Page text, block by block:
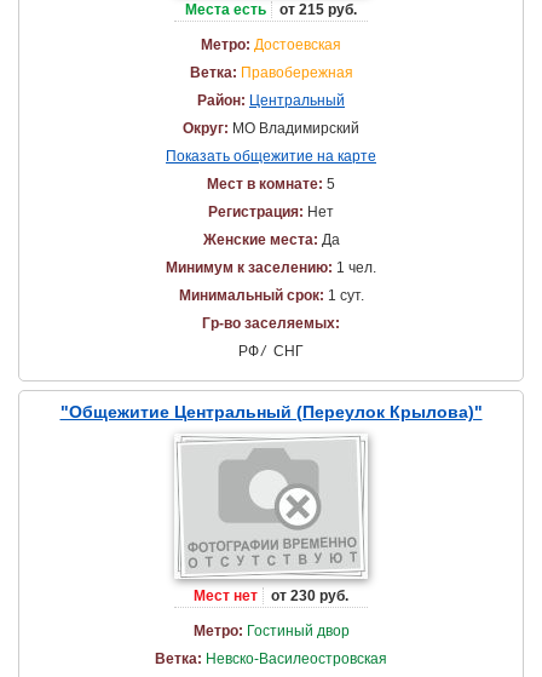
Места есть от 215 руб.
Метро: Достоевская
Ветка: Правобережная
Район: Центральный
Округ: МО Владимирский
Показать общежитие на карте
Мест в комнате: 5
Регистрация: Нет
Женские места: Да
Минимум к заселению: 1 чел.
Минимальный срок: 1 сут.
Гр-во заселяемых:
РФ/ СНГ
"Общежитие Центральный (Переулок Крылова)"
Мест нет от 230 руб.
Метро: Гостиный двор
Ветка: Невско-Василеостровская